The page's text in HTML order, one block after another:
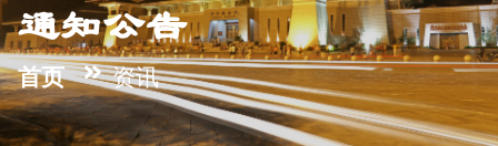
通知公告
首页 资讯